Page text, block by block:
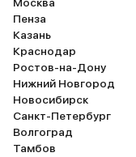
в каждом
салфетки, как
левый
— головоломка:
дворники,
кнопки, будто
бомбу. За полгода накатали 12
Пенза
Казань
Краснодар
Ростов-на-Дону
Нижний Новгород
Новосибирск
Санкт-Петербург
Волгоград
Тамбов